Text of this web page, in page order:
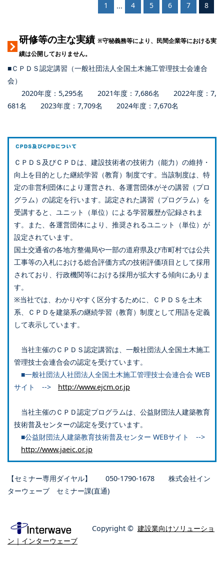
1 ... 4 5 6 7 8
研修等の主な実績 ※守秘義務等により、民間企業等における実
績は公開しておりません。
■ＣＰＤＳ認定講習（一般社団法人全国土木施工管理技士会連合
会）
2020年度：5,295名 2021年度：7,686名 2022年度：7,
681名 2023年度：7,709名 2024年度：7,670名
ＣＰＤＳ及びＣＰＤは、建設技術者の技術力（能力）の維持・
向上を目的とした継続学習（教育）制度です。当該制度は、特
定の非営利団体により運営され、各運営団体がその講習（プロ
グラム）の認定を行います。認定された講習（プログラム）を
受講すると、ユニット（単位）による学習履歴が記録されま
す。また、各運営団体により、推奨されるユニット（単位）が
設定されています。
国土交通省の各地方整備局や一部の道府県及び市町村では公共
工事等の入札における総合評価方式の技術評価項目として採用
されており、行政機関等における採用が拡大する傾向にありま
す。
※当社では、わかりやすく区分するために、ＣＰＤＳを土木
系、ＣＰＤを建築系の継続学習（教育）制度として用語を定義
して表示しています。
当社主催のＣＰＤＳ認定講習は、一般社団法人全国土木施工
管理技士会連合会の認定を受けています。
■一般社団法人社団法人全国土木施工管理技士会連合会 WEB
サイト --> http://www.ejcm.or.jp
当社主催のＣＰＤ認定プログラムは、公益財団法人建築教育
技術普及センターの認定を受けています。
■公益財団法人建築教育技術普及センター WEBサイト -->
http://www.jaeic.or.jp
【セミナー専用ダイヤル】 050-1790-1678 株式会社イン
ターウェーブ セミナー課(直通)
Copyright © 建設業向けソリューショ
ン｜インターウェーブ